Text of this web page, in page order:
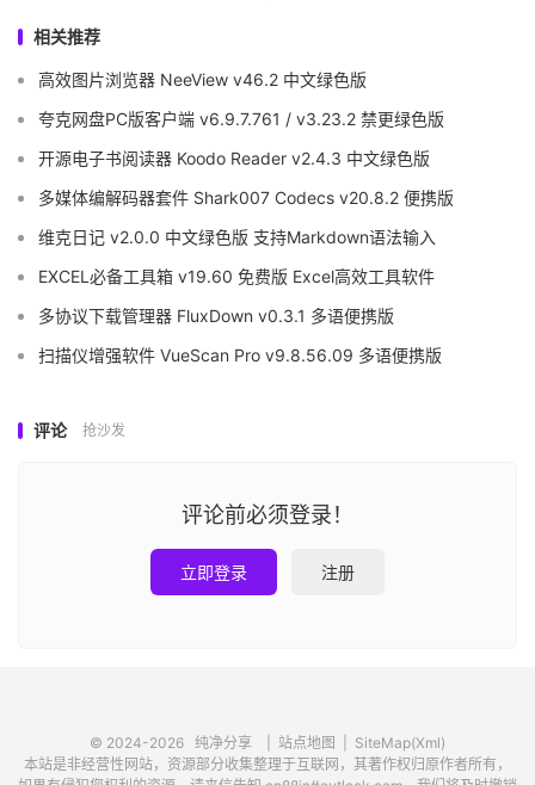
相关推荐
高效图片浏览器 NeeView v46.2 中文绿色版
夸克网盘PC版客户端 v6.9.7.761 / v3.23.2 禁更绿色版
开源电子书阅读器 Koodo Reader v2.4.3 中文绿色版
多媒体编解码器套件 Shark007 Codecs v20.8.2 便携版
维克日记 v2.0.0 中文绿色版 支持Markdown语法输入
EXCEL必备工具箱 v19.60 免费版 Excel高效工具软件
多协议下载管理器 FluxDown v0.3.1 多语便携版
扫描仪增强软件 VueScan Pro v9.8.56.09 多语便携版
评论 抢沙发
评论前必须登录！
立即登录 注册
© 2024-2026 纯净分享 站点地图
SiteMap(Xml)
本站是非经营性网站，资源部分收集整理于互联网，其著作权归原作者所有，